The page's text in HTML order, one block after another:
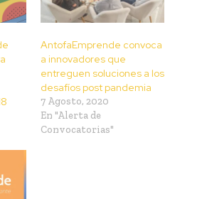
AntofaEmprende convoca
a innovadores que
entreguen soluciones a los
desafíos post pandemia
7 Agosto, 2020
En "Alerta de
Convocatorias"